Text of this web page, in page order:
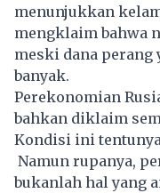
menunjukkan
mengklaim bahwa
meski dana
banyak.
Perekonomian
bahkan diklaim
Kondisi ini
Namun rupanya,
bukanlah hal yang